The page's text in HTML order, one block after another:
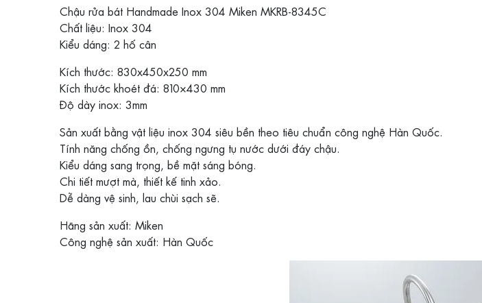
Chậu rửa bát Handmade Inox 304 Miken MKRB-8345C
Chất liệu: Inox 304
Kiểu dáng: 2 hố cân
Kích thước: 830x450x250 mm
Kích thước khoét đá: 810×430 mm
Độ dày inox: 3mm
Sản xuất bằng vật liệu inox 304 siêu bền theo tiêu chuẩn công nghệ Hàn Quốc.
Tính năng chống ồn, chống ngưng tụ nước dưới đáy chậu.
Kiểu dáng sang trọng, bề mặt sáng bóng.
Chi tiết mượt mà, thiết kế tinh xảo.
Dễ dàng vệ sinh, lau chùi sạch sẽ.
Hãng sản xuất: Miken
Công nghệ sản xuất: Hàn Quốc